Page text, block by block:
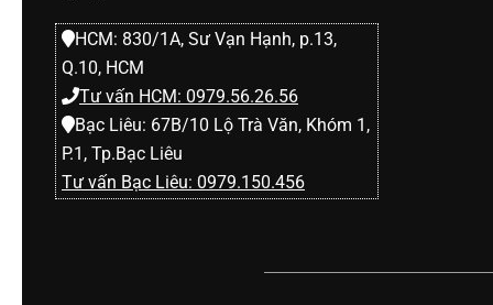
i
d
i
HCM: 830/1A, Sư Vạn Hạnh, p.13,
Q.10, HCM
Tư vấn HCM: 0979.56.26.56
Bạc Liêu: 67B/10 Lộ Trà Văn, Khóm 1,
P.1, Tp.Bạc Liêu
Tư vấn Bạc Liêu: 0979.150.456